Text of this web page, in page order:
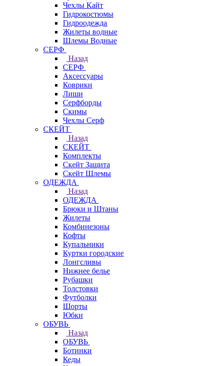
Чехлы Кайт
Гидрокостюмы
Гидроодежда
Жилеты водные
Шлемы Водные
СЕРФ
Назад
СЕРФ
Аксессуары
Коврики
Лиши
Серфборды
Скимы
Чехлы Cерф
СКЕЙТ
Назад
СКЕЙТ
Комплекты
Скейт Защита
Скейт Шлемы
ОДЕЖДА
Назад
ОДЕЖДА
Брюки и Штаны
Жилеты
Комбинезоны
Кофты
Купальники
Куртки городские
Лонгсливы
Нижнее белье
Рубашки
Толстовки
Футболки
Шорты
Юбки
ОБУВЬ
Назад
ОБУВЬ
Ботинки
Кеды